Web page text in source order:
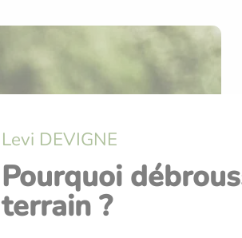
Levi DEVIGNE
Pourquoi
terrain ?